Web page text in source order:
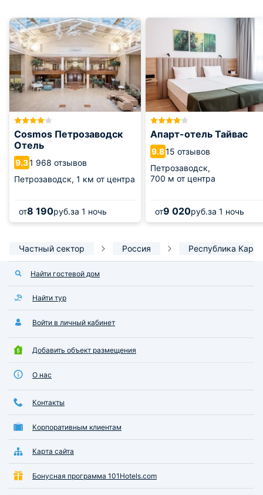
Cosmos Петрозаводск
Отель
9.31 968 отзывов
Петрозаводск, 1 км от центра
от8 190руб.за 1 ночь
Апарт-отель Тайвас
9.815 отзывов
Петрозаводск,
700 м от центра
от9 020руб.за 1 ночь
Частный сектор Россия Республика
Найти гостевой дом
Найти тур
Войти в личный кабинет
Добавить объект размещения
О нас
Контакты
Корпоративным клиентам
Карта сайта
Бонусная программа 101Hotels.com